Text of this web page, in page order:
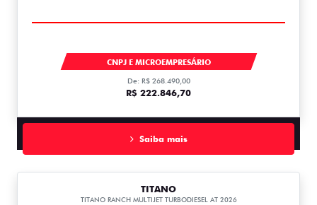
CNPJ E MICROEMPRESÁRIO
De: R$ 268.490,00
R$ 222.846,70
Saiba mais
TITANO
TITANO RANCH MULTIJET TURBODIESEL AT 2026